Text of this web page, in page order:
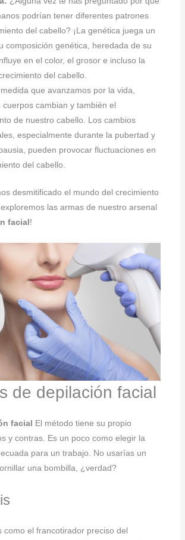
podrían tener diferentes patrones
del cabello? ¡La genética juega un
composición genética, heredada de su
en el color, el grosor e incluso la
del cabello.
que avanzamos por la vida,
cuerpos cambian y también el
de nuestro cabello. Los cambios
especialmente durante la pubertad y
pueden provocar fluctuaciones en
del cabello.
desmitificado el mundo del crecimiento
las armas de nuestro arsenal
facial!
de depilación facial
facial El método tiene su propio
y contras. Es un poco como elegir la
para un trabajo. No usarías un
una bombilla, ¿verdad?
como el francotirador preciso del